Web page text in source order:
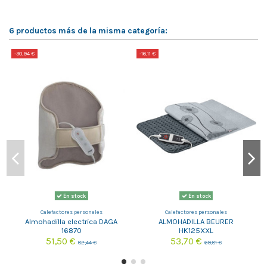
6 productos más de la misma categoría:
-30,94 €
En stock
Calefactores personales
Almohadilla electrica DAGA
16870
51,50 €82,44 €
-16,11 €
En stock
Calefactores personales
ALMOHADILLA BEURER
HK125XXL
53,70 €69,81 €